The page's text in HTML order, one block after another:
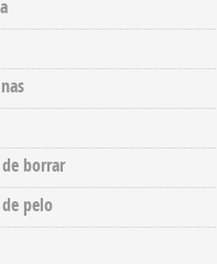
borrar
pelo